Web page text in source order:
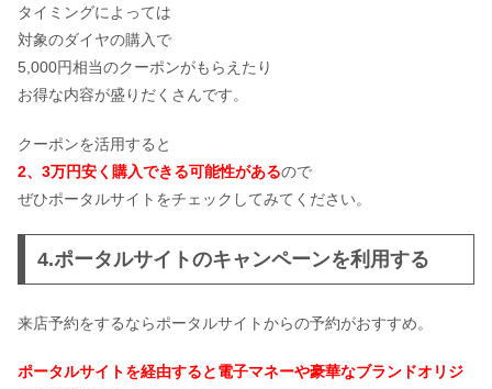
タイミングによっては
対象のダイヤの購入で
5,000円相当のクーポンがもらえたり
お得な内容が盛りだくさんです。
クーポンを活用すると
2、3万円安く購入できる可能性があるので
ぜひポータルサイトをチェックしてみてください。
4.ポータルサイトのキャンペーンを利用する
来店予約をするならポータルサイトからの予約がおすすめ。
ポータルサイトを経由すると電子マネーや豪華なブランドオリジ